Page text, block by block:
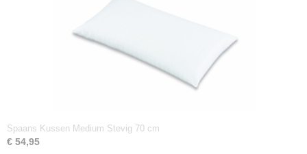
Spaans Kussen Medium Stevig 70 cm
€ 54,95